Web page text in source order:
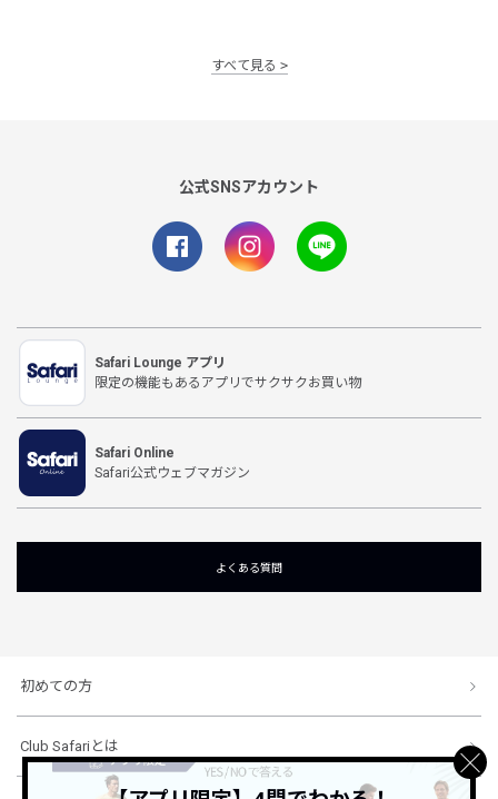
すべて見る
公式SNSアカウント
Safari Lounge アプリ
限定の機能もあるアプリでサクサクお買い物
Safari Online
Safari公式ウェブマガジン
よくある質問
初めての方
Club Safariとは